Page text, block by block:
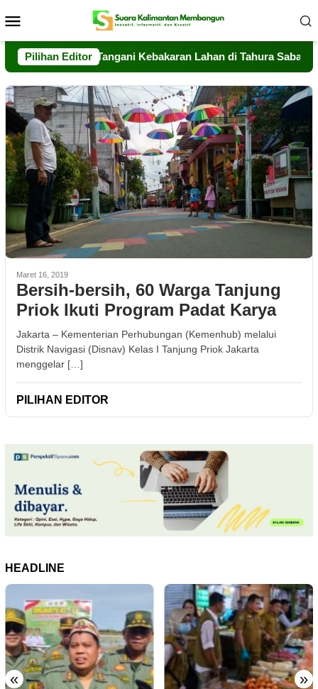
ke
Mobile
Pilihan Editor
Sigap Tangani Kebakaran Lahan di Tahura Sabaru
Maret 16, 2019
Bersih-bersih, 60 Warga Tanjung
Priok Ikuti Program Padat Karya
Jakarta – Kementerian Perhubungan (Kemenhub) melalui
Distrik Navigasi (Disnav) Kelas I Tanjung Priok Jakarta
menggelar […]
PILIHAN EDITOR
HEADLINE
« »